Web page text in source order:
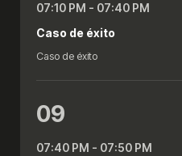
07:10 PM - 07:40 PM
Caso de éxito
Caso de éxito
09
07:40 PM - 07:50 PM